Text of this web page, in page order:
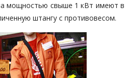
мощностью свыше 1 кВт имеют в
штангу с противовесом.